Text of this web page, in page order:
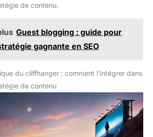
de contenu.
Guest blogging : guide pour
gagnante en SEO
du cliffhanger : comment l’intégrer dans
de contenu